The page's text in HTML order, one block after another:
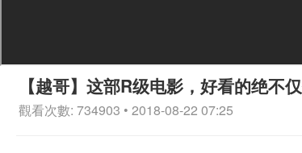
【越哥】这部R级电影，好看的绝不
觀看次數: 734903 • 2018-08-22 07:25